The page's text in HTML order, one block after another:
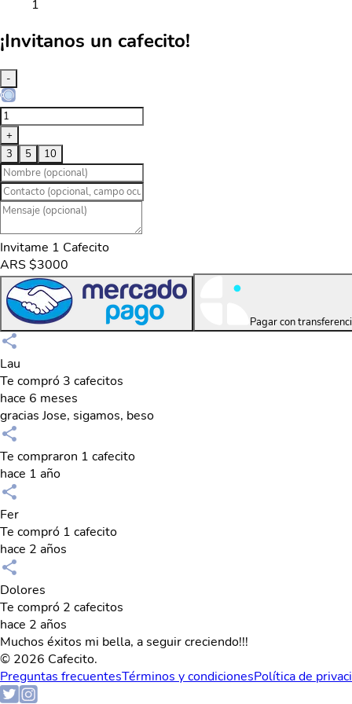
1
¡Invitanos un cafecito!
-
+
3
5 10
Invitame 1 Cafecito
ARS $3000
Pagar con
Lau
Te compró 3 cafecitos
hace 6 meses
gracias Jose, sigamos, beso
Te compraron 1 cafecito
hace 1 año
Fer
Te compró 1 cafecito
hace 2 años
Dolores
Te compró 2 cafecitos
hace 2 años
Muchos éxitos mi bella, a seguir creciendo!!!
© 2026 Cafecito.
Preguntas frecuentesTérminos y condicionesPolítica de